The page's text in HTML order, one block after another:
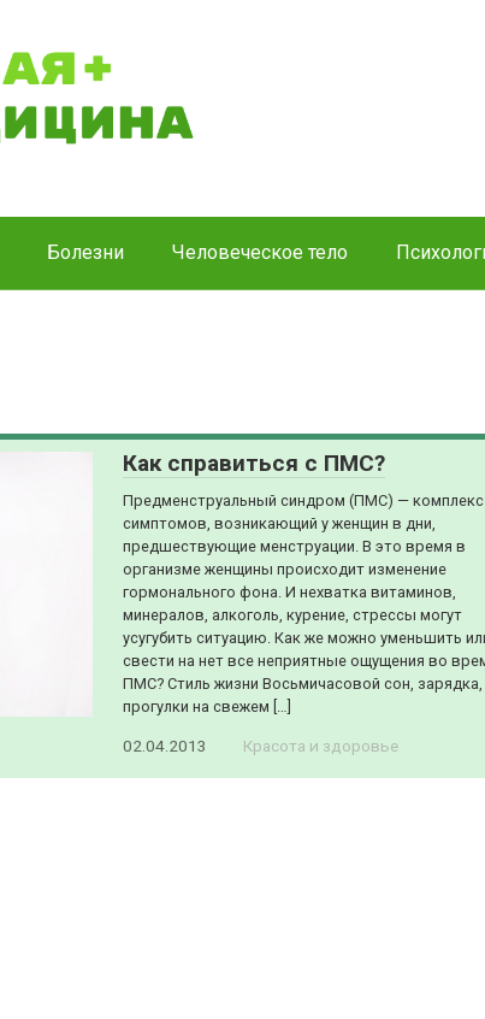
Болезни Человеческое тело
Как справиться с ПМС?
Предменструальный синдром (ПМС) — комплекс
симптомов, возникающий у женщин в дни,
предшествующие менструации. В это время в
организме женщины происходит изменение
гормонального фона. И нехватка витаминов,
минералов, алкоголь, курение, стрессы могут
усугубить ситуацию. Как же можно уменьшить
свести на нет все неприятные ощущения во
ПМС? Стиль жизни Восьмичасовой сон, зарядка,
прогулки на свежем […]
02.04.2013 Красота и здоровье